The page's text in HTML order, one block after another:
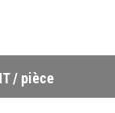
/ pièce